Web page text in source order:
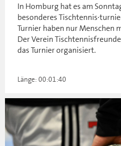
In Homburg hat es am
besonderes
Turnier haben nur Menschen
Der Verein
das Turnier organisiert.
Länge: 00:01:40